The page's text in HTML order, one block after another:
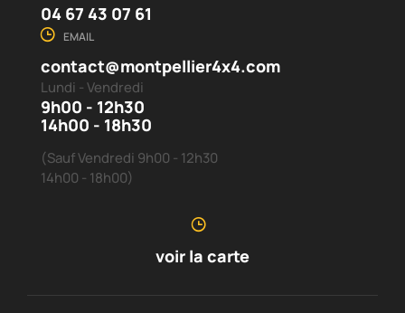
04 67 43 07 61
EMAIL
contact@montpellier4x4.com
Lundi - Vendredi
9h00 - 12h30
14h00 - 18h30
(Sauf Vendredi 9h00 - 12h30
14h00 - 18h00)
voir la carte